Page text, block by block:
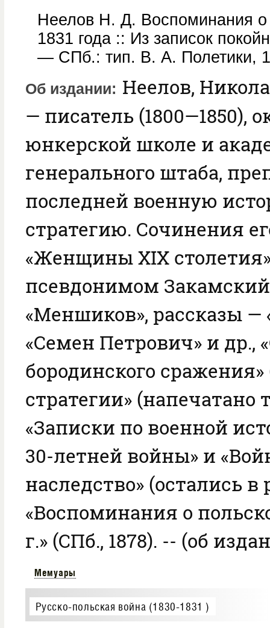
Неелов Н. Д. Воспоминания о
1831 года :: Из записок
— СПб.: тип. В. А. Полетики,
Об издании
Неелов,
— писатель (1800—1850),
юнкерской школе и
генерального штаба,
последней военную
стратегию. Сочинения
«Женщины XIX
псевдонимом
«Меншиков», рассказы —
«Семен Петрович» и др.,
бородинского сражения»
стратегии» (напечатано
«Записки по военной
30-летней войны» и
наследство» (остались в
«Воспоминания о
г.» (СПб., 1878). -- (об
Мемуары
Русско-польская война (1830-1831 )